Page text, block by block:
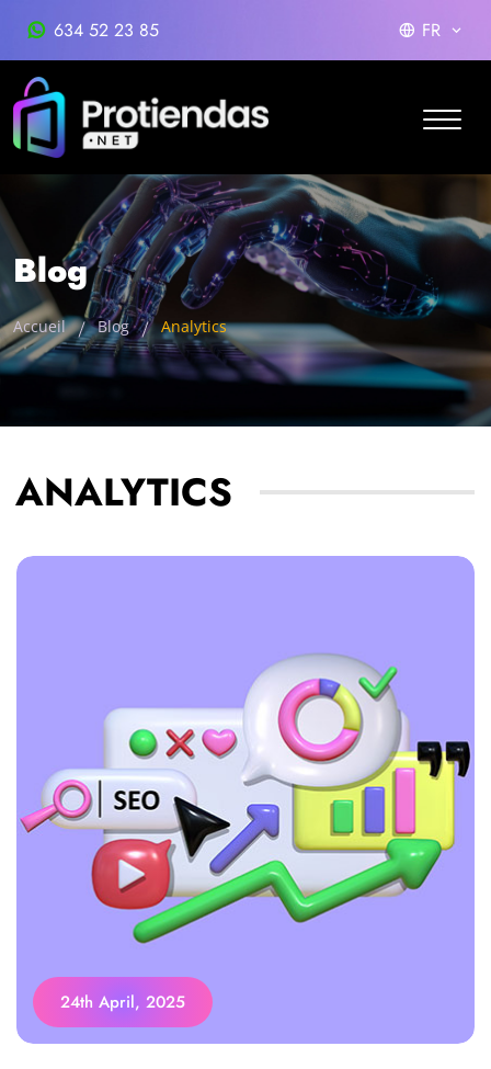
634 52 23 85 FR
Blog
Accueil Blog Analytics
ANALYTICS
24th April, 2025